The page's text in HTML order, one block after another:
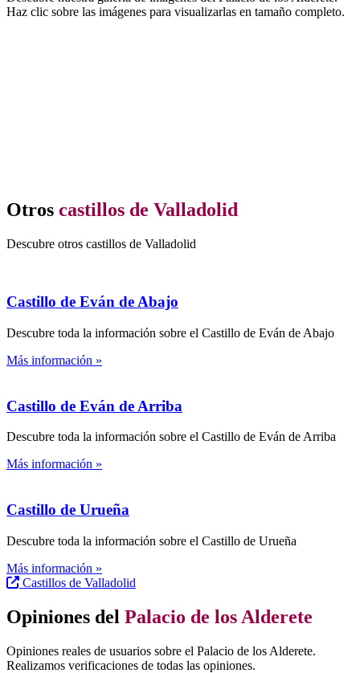
Haz clic sobre las imágenes para visualizarlas en tamaño completo.
Otros castillos de Valladolid
Descubre otros castillos de Valladolid
Castillo de Eván de Abajo
Descubre toda la información sobre el Castillo de Eván de Abajo
Más información »
Castillo de Eván de Arriba
Descubre toda la información sobre el Castillo de Eván de Arriba
Más información »
Castillo de Urueña
Descubre toda la información sobre el Castillo de Urueña
Más información »
Castillos de Valladolid
Opiniones del Palacio de los Alderete
Opiniones reales de usuarios sobre el Palacio de los Alderete.
Realizamos verificaciones de todas las opiniones.